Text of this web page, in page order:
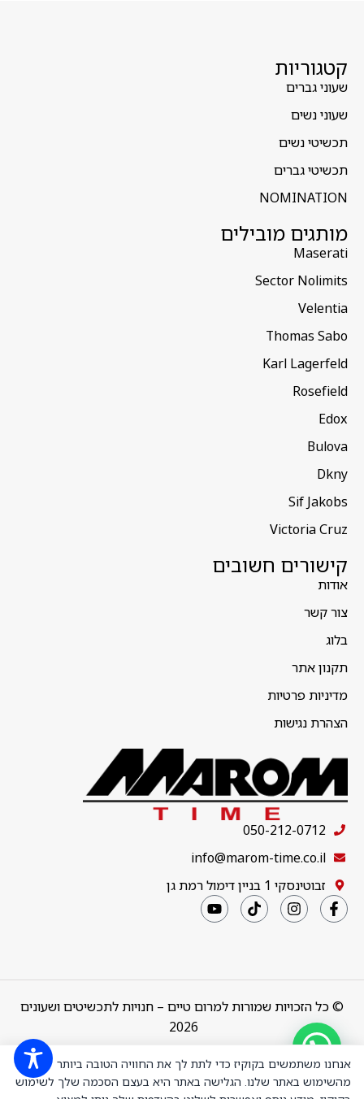
קטגוריות
שעוני גברים
שעוני נשים
תכשיטי נשים
תכשיטי גברים
NOMINATION
מותגים מובילים
Maserati
Sector Nolimits
Velentia
Thomas Sabo
Karl Lagerfeld
Rosefield
Edox
Bulova
Dkny
Sif Jakobs
Victoria Cruz
קישורים חשובים
אודות
צור קשר
בלוג
תקנון אתר
מדיניות פרטיות
הצהרת נגישות
050-212-0712
info@marom-time.co.il
זבוטינסקי 1 בניין דימול רמת גן
© כל הזכויות שמורות למרום טיים – חנויות לתכשיטים ושעונים
2026
Design & Code bythebuildup
אנחנו משתמשים בקוקיז כדי לתת לך את החוויה הטובה ביותר
מהשימוש באתר שלנו. הגלישה באתר היא בעצם הסכמה שלך לשימוש